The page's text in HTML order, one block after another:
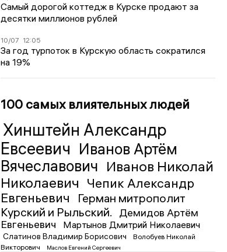
Самый дорогой коттедж в Курске продают за
десятки миллионов рублей
10/07 12:05
За год турпоток в Курскую область сократился
на 19%
100 самых влиятельных людей
Хинштейн Александр
Евсеевич Иванов Артём
Вячеславович Иванов Николай
Николаевич Чепик Александр
Евгеньевич
Герман митрополит
Курский и Рыльский.
Демидов Артём
Евгеньевич
Мартынов Дмитрий Николаевич
Слатинов Владимир Борисович
Волобуев Николай
Викторович
Маслов Евгений Сергеевич